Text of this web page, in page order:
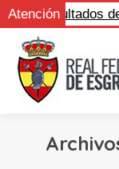
Atención
los resultados del